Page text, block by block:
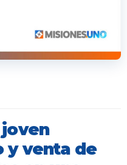
y venta de